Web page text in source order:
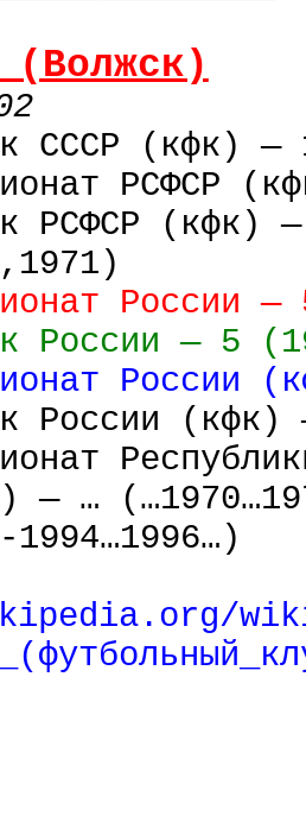
(Волжск)
СССР (кфк) —
РСФСР
РСФСР (кфк)
России
России — 5
России
России
— …
1994…1996…)